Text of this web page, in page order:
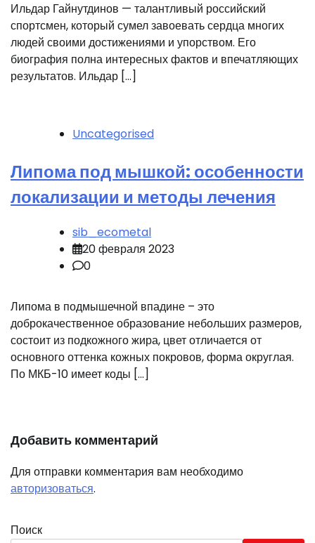
Ильдар Гайнутдинов — талантливый российский
спортсмен, который сумел завоевать сердца многих
людей своими достижениями и упорством. Его
биография полна интересных фактов и впечатляющих
результатов. Ильдар […]
Uncategorised
Липома под мышкой: особенности
локализации и методы лечения
sib_ecometal
20 февраля 2023
0
Липома в подмышечной впадине – это
доброкачественное образование небольших размеров,
состоит из подкожного жира, цвет отличается от
основного оттенка кожных покровов, форма округлая.
По МКБ-10 имеет коды […]
Добавить комментарий
Для отправки комментария вам необходимо
авторизоваться.
Поиск